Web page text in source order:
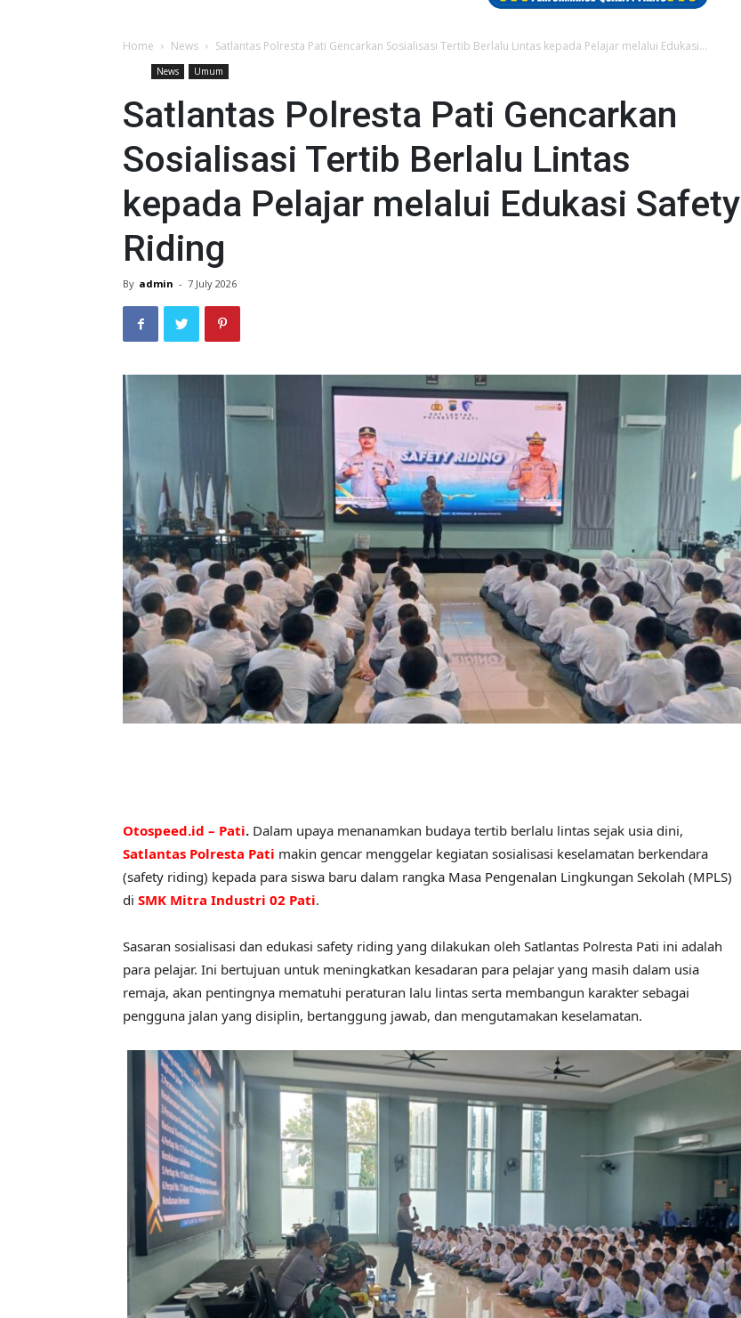
Home News Satlantas Polresta Pati Gencarkan Sosialisasi Tertib Berlalu Lintas kepada Pelajar melalui Edukasi...
News Umum
Satlantas Polresta Pati Gencarkan
Sosialisasi Tertib Berlalu Lintas
kepada Pelajar melalui Edukasi Safety
Riding
By admin - 7 July 2026
Otospeed.id – Pati. Dalam upaya menanamkan budaya tertib berlalu lintas sejak usia dini,
Satlantas Polresta Pati makin gencar menggelar kegiatan sosialisasi keselamatan berkendara
(safety riding) kepada para siswa baru dalam rangka Masa Pengenalan Lingkungan Sekolah (MPLS)
di SMK Mitra Industri 02 Pati.
Sasaran sosialisasi dan edukasi safety riding yang dilakukan oleh Satlantas Polresta Pati ini adalah
para pelajar. Ini bertujuan untuk meningkatkan kesadaran para pelajar yang masih dalam usia
remaja, akan pentingnya mematuhi peraturan lalu lintas serta membangun karakter sebagai
pengguna jalan yang disiplin, bertanggung jawab, dan mengutamakan keselamatan.